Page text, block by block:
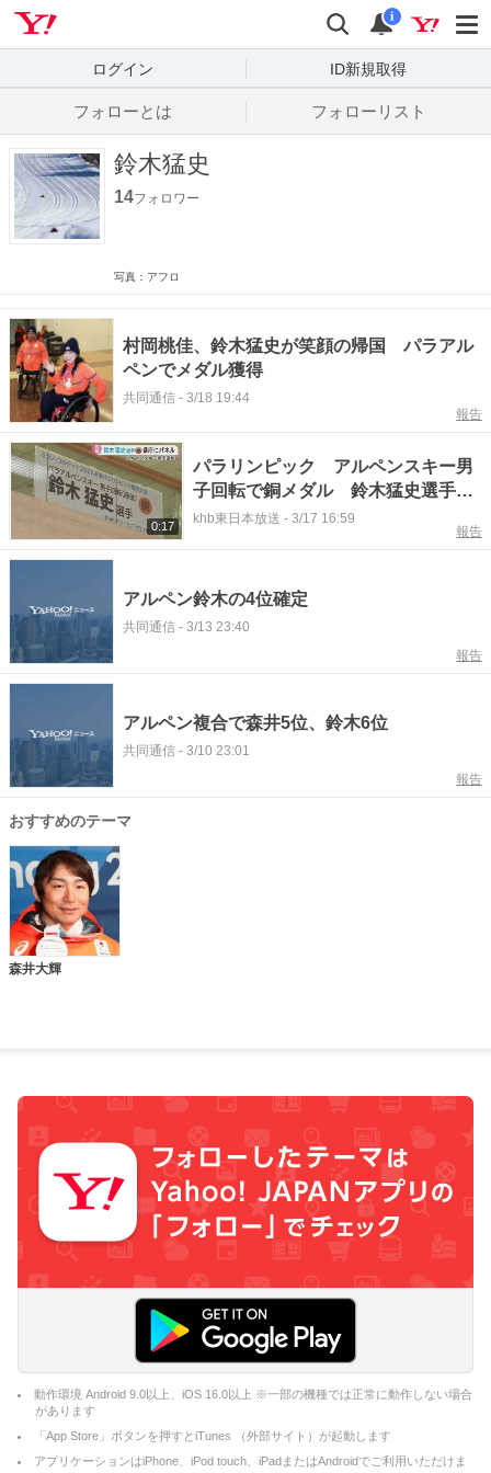
検索
通知
i
ログイン ID新規取得
フォローとは フォローリスト
鈴木猛史
14フォロワー
写真：アフロ
村岡桃佳、鈴木猛史が笑顔の帰国 パラアル
ペンでメダル獲得
共同通信 - 3/18 19:44
報告
0:17
パラリンピック アルペンスキー男
子回転で銅メダル 鈴木猛史選手
（仙台市）をたたえパネル展示
khb東日本放送 - 3/17 16:59
報告
アルペン鈴木の4位確定
共同通信 - 3/13 23:40
報告
アルペン複合で森井5位、鈴木6位
共同通信 - 3/10 23:01
報告
おすすめのテーマ
森井大輝
動作環境 Android 9.0以上、iOS 16.0以上 ※一部の機種では正常に動作しない場合
があります
「App Store」ボタンを押すとiTunes （外部サイト）が起動します
アプリケーションはiPhone、iPod touch、iPadまたはAndroidでご利用いただけま